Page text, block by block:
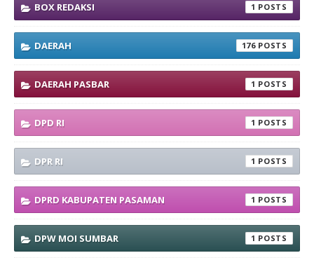
BOX REDAKSI 1
DAERAH 176
DAERAH PASBAR 1
DPD RI 1
DPR RI 1
DPRD KABUPATEN PASAMAN 1
DPW MOI SUMBAR 1